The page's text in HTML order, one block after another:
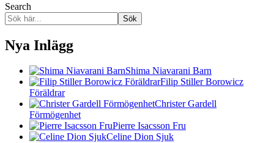
Search
Sök
Nya Inlägg
Shima Niavarani Barn
Filip Stiller Borowicz
Föräldrar
Christer Gardell
Förmögenhet
Pierre Isacsson Fru
Celine Dion Sjuk